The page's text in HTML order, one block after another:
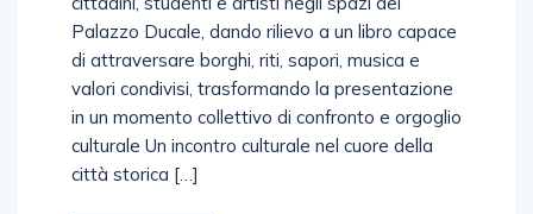
Palazzo Ducale, dando rilievo a un libro capace
di attraversare borghi, riti, sapori, musica e
valori condivisi, trasformando la presentazione
in un momento collettivo di confronto e orgoglio
culturale Un incontro culturale nel cuore della
città storica […]